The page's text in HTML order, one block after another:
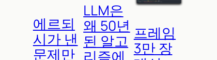
에르되
시가 낸
문제만
LLM은
왜 50년
된 알고 프레임
3만 장